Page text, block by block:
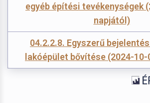
egyéb építési tevékenységek
napjától)
04.2.2.8. Egyszerű
lakóépület bővítése (2024-